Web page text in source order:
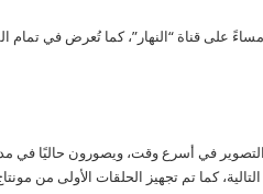
على قناة “النهار”، كما تُعرض في تمام
في أسرع وقت، ويصورون حاليًا في
كما تم تجهيز الحلقات الأولى من